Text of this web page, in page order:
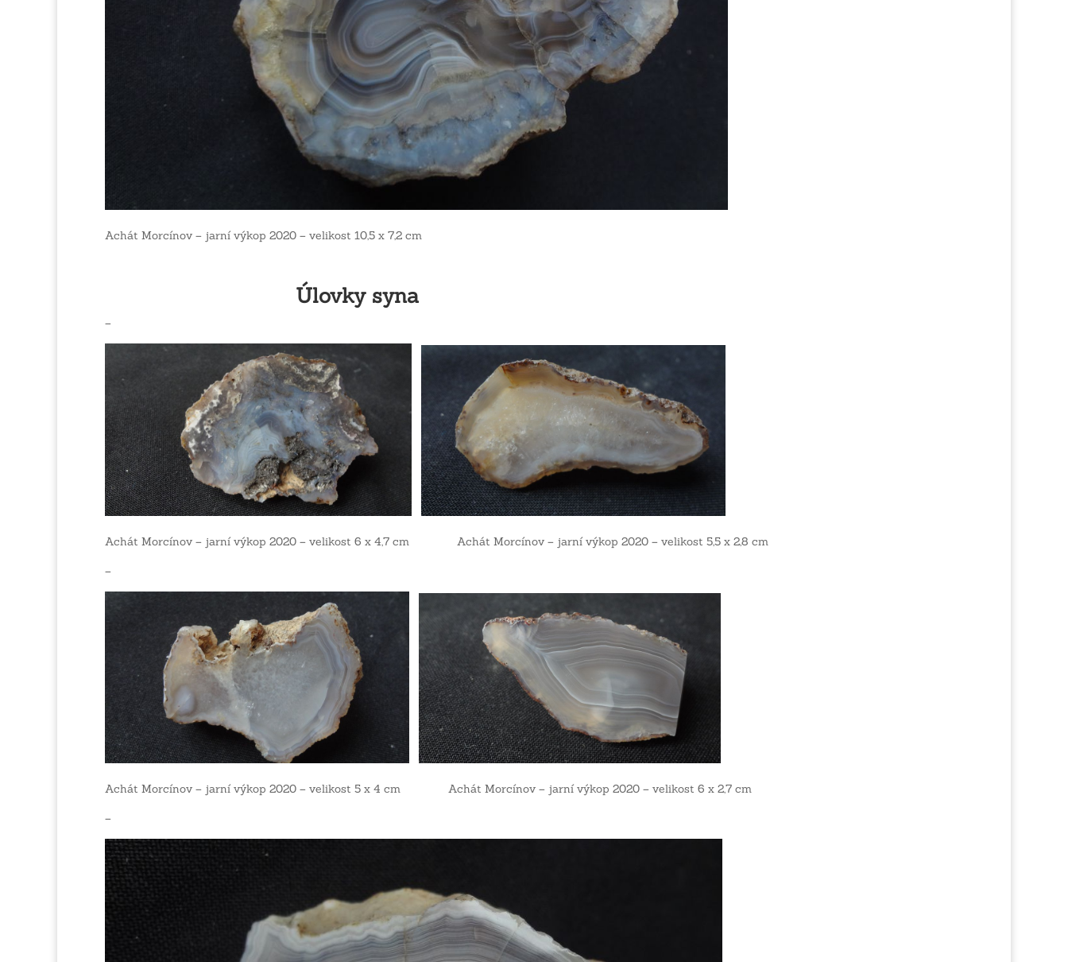
Achát Morcínov – jarní výkop 2020 – velikost 10,5 x 7,2 cm
Úlovky syna
–
Achát Morcínov – jarní výkop 2020 – velikost 6 x 4,7 cm Achát Morcínov – jarní výkop 2020 – velikost 5,5 x 2,8 cm
–
Achát Morcínov – jarní výkop 2020 – velikost 5 x 4 cm Achát Morcínov – jarní výkop 2020 – velikost 6 x 2,7 cm
–